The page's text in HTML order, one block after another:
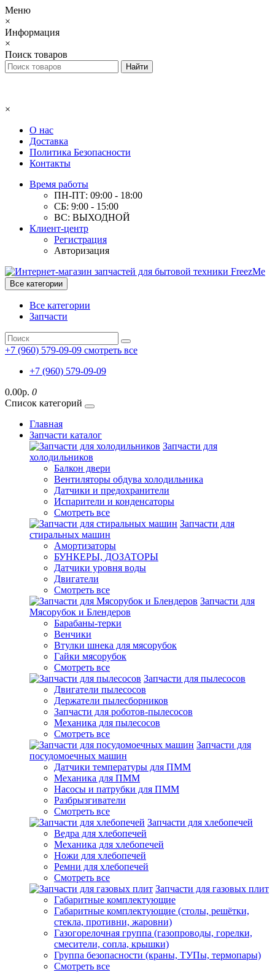
Меню
×
Информация
×
Поиск товаров
×
О нас
Доставка
Политика Безопасности
Контакты
Время работы
ПН-ПТ: 09:00 - 18:00
СБ: 9:00 - 15:00
ВС: ВЫХОДНОЙ
Клиент-центр
Регистрация
Авторизация
Все категории
Все категории
Запчасти
+7 (960) 579-09-09 смотреть все
+7 (960) 579-09-09
0.00р. 0
Список категорий
Главная
Запчасти каталог
Запчасти для
холодильников
Балкон двери
Вентиляторы обдува холодильника
Датчики и предохранители
Испарители и конденсаторы
Смотреть все
Запчасти для
стиральных машин
Амортизаторы
БУНКЕРЫ, ДОЗАТОРЫ
Датчики уровня воды
Двигатели
Смотреть все
Запчасти для
Мясорубок и Блендеров
Барабаны-терки
Венчики
Втулки шнека для мясорубок
Гайки мясорубок
Смотреть все
Запчасти для пылесосов
Двигатели пылесосов
Держатели пылесборников
Запчасти для роботов-пылесосов
Механика для пылесосов
Смотреть все
Запчасти для
посудомоечных машин
Датчики температуры для ПММ
Механика для ПММ
Насосы и патрубки для ПММ
Разбрызгиватели
Смотреть все
Запчасти для хлебопечей
Ведра для хлебопечей
Механика для хлебопечей
Ножи для хлебопечей
Ремни для хлебопечей
Смотреть все
Запчасти для газовых плит
Габаритные комплектующие
Габаритные комплектующие (столы, решётки,
стекла, противни, жаровни)
Газогорелочная группа (газопроводы, горелки,
смесители, сопла, крышки)
Группа безопасности (краны, ТУПы, термопары)
Смотреть все